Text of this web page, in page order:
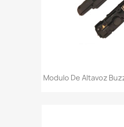
Modulo De Altavoz